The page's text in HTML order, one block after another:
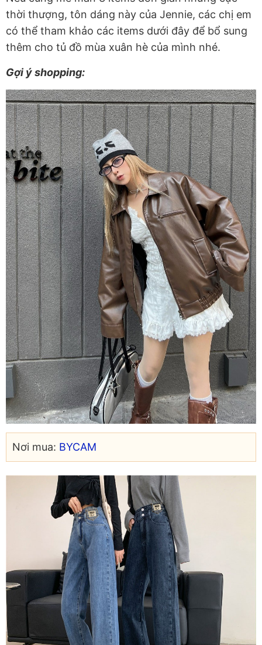
thời thượng, tôn dáng này của Jennie, các chị em
có thể tham khảo các items dưới đây để bổ sung
thêm cho tủ đồ mùa xuân hè của mình nhé.
Gợi ý shopping:
Nơi mua: BYCAM